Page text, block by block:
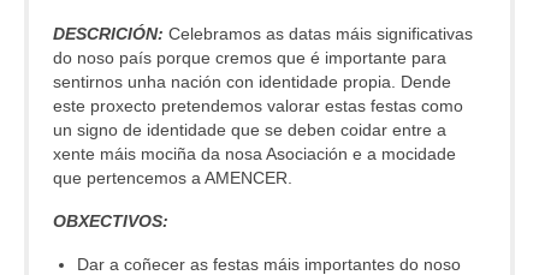
DESCRICIÓN: Celebramos as datas máis significativas
do noso país porque cremos que é importante para
sentirnos unha nación con identidade propia. Dende
este proxecto pretendemos valorar estas festas como
un signo de identidade que se deben coidar entre a
xente máis mociña da nosa Asociación e a mocidade
que pertencemos a AMENCER.
OBXECTIVOS:
Dar a coñecer as festas máis importantes do noso